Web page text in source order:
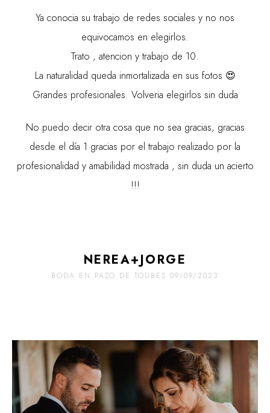
Ya conocia su trabajo de redes sociales y no nos
equivocamos en elegirlos.
Trato , atencion y trabajo de 10.
La naturalidad queda inmortalizada en sus fotos 😍
Grandes profesionales. Volveria elegirlos sin duda
No puedo decir otra cosa que no sea gracias, gracias
desde el día 1 gracias por el trabajo realizado por la
profesionalidad y amabilidad mostrada , sin duda un acierto
!!!
NEREA+JORGE
BODA EN PAZO DE TOUBES 09/09/2023